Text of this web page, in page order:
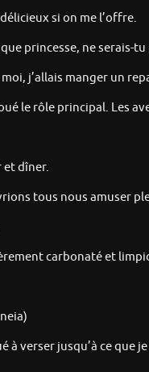
si on me l’offre.
princesse, ne serais-tu
j’allais manger un
le rôle principal. Les
et dîner.
tous nous amuser
carbonaté et
à verser jusqu’à ce que